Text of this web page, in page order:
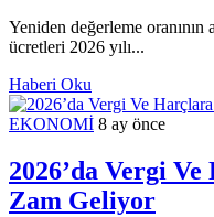
Yeniden değerleme oranının
ücretleri 2026 yılı...
Haberi Oku
EKONOMİ 8 ay önce
2026’da Vergi
Zam Geliyor